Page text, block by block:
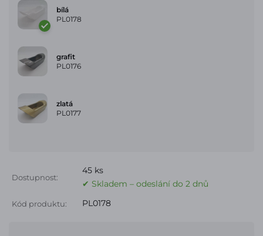
bílá
PL0178
grafit
PL0176
zlatá
PL0177
Dostupnost:
45 ks
✔ Skladem – odeslání do 2 dnů
Kód produktu: PL0178